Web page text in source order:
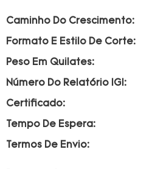
Caminho Do Crescimento:
Formato E Estilo De Corte:
Peso Em Quilates:
Número Do Relatório IGI:
Certificado:
Tempo De Espera:
Termos De Envio: